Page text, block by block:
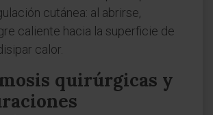
cutánea: al abrirse,
caliente hacia la superficie de
calor.
quirúrgicas y